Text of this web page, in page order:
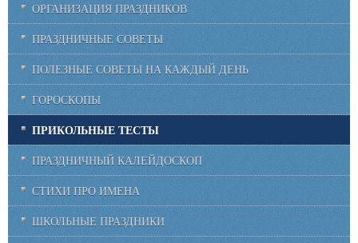
ОРГАНИЗАЦИЯ ПРАЗДНИКОВ
ПРАЗДНИЧНЫЕ СОВЕТЫ
ПОЛЕЗНЫЕ СОВЕТЫ НА КАЖДЫЙ ДЕНЬ
ГОРОСКОПЫ
ПРИКОЛЬНЫЕ ТЕСТЫ
ПРАЗДНИЧНЫЙ КАЛЕЙДОСКОП
СТИХИ ПРО ИМЕНА
ШКОЛЬНЫЕ ПРАЗДНИКИ